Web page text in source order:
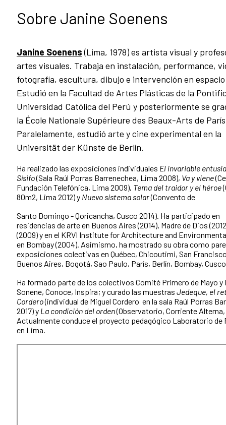
Sobre Janine Soenens
Janine Soenens(Lima, 1978) es artista visual y
artes visuales. Trabaja en instalación, performance,
fotografía, escultura, dibujo e intervención en
Estudió en la Facultad de Artes Plásticas de la
Universidad Católica del Perú y posteriormente se
la École Nationale Supérieure des Beaux-Arts de
Paralelamente, estudió arte y cine experimental en la
Universität der Künste de Berlín.
Ha realizado las exposiciones individuales El invariable
Sísifo(Sala Raúl Porras Barrenechea, Lima 2008), Va y viene
Fundación Telefónica, Lima 2009), Tema del traidor y el héroe
80m2, Lima 2012) y Nuevo sistema solar(Convento de
Santo Domingo - Qoricancha, Cusco 2014). Ha participado en
residencias de arte en Buenos Aires (2014), Madre de Dios
(2009) y en el KRVI Institute for Architecture and
en Bombay (2004). Asimismo, ha mostrado su obra como
exposiciones colectivas en Québec, Chicoutimi, San
Buenos Aires, Bogotá, Sao Paulo, París, Berlín, Bombay,
Ha formado parte de los colectivos Comité Primero de Mayo y
Sonene, Conoce, Inspira; y curado las muestras Jedeque, el
Cordero(individual de Miguel Cordero en la sala Raúl Porras
2017) y La condición del orden(Observatorio, Corriente Alterna,
Actualmente conduce el proyecto pedagógico Laboratorio de
en Lima.